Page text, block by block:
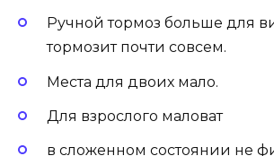
Ручной тормоз больше для
тормозит почти совсем.
Места для двоих мало.
Для взрослого маловат
в сложенном состоянии не